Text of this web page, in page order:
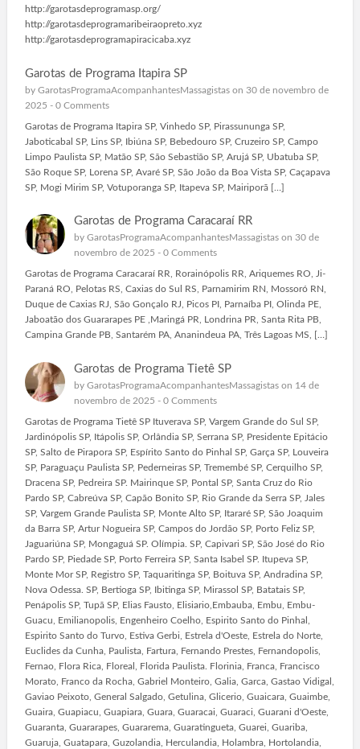
http://garotasdeprogramasp.org/
http://garotasdeprogramaribeiraopreto.xyz
http://garotasdeprogramapiracicaba.xyz
Garotas de Programa Itapira SP
by GarotasProgramaAcompanhantesMassagistason 30 de novembro de
2025 - 0 Comments
Garotas de Programa Itapira SP, Vinhedo SP, Pirassununga SP,
Jaboticabal SP, Lins SP, Ibiúna SP, Bebedouro SP, Cruzeiro SP, Campo
Limpo Paulista SP, Matão SP, São Sebastião SP, Arujá SP, Ubatuba SP,
São Roque SP, Lorena SP, Avaré SP, São João da Boa Vista SP, Caçapava
SP, Mogi Mirim SP, Votuporanga SP, Itapeva SP, Mairiporã […]
Garotas de Programa Caracaraí RR
by GarotasProgramaAcompanhantesMassagistason 30 de
novembro de 2025 - 0 Comments
Garotas de Programa Caracaraí RR, Rorainópolis RR, Ariquemes RO, Ji-
Paraná RO, Pelotas RS, Caxias do Sul RS, Parnamirim RN, Mossoró RN,
Duque de Caxias RJ, São Gonçalo RJ, Picos PI, Parnaíba PI, Olinda PE,
Jaboatão dos Guararapes PE ,Maringá PR, Londrina PR, Santa Rita PB,
Campina Grande PB, Santarém PA, Ananindeua PA, Três Lagoas MS, […]
Garotas de Programa Tietê SP
by GarotasProgramaAcompanhantesMassagistason 14 de
novembro de 2025 - 0 Comments
Garotas de Programa Tietê SP Ituverava SP, Vargem Grande do Sul SP,
Jardinópolis SP, Itápolis SP, Orlândia SP, Serrana SP, Presidente Epitácio
SP, Salto de Pirapora SP, Espírito Santo do Pinhal SP, Garça SP, Louveira
SP, Paraguaçu Paulista SP, Pederneiras SP, Tremembé SP, Cerquilho SP,
Dracena SP, Pedreira SP. Mairinque SP, Pontal SP, Santa Cruz do Rio
Pardo SP, Cabreúva SP, Capão Bonito SP, Rio Grande da Serra SP, Jales
SP, Vargem Grande Paulista SP, Monte Alto SP, Itararé SP, São Joaquim
da Barra SP, Artur Nogueira SP, Campos do Jordão SP, Porto Feliz SP,
Jaguariúna SP, Mongaguá SP. Olímpia. SP, Capivari SP, São José do Rio
Pardo SP, Piedade SP, Porto Ferreira SP, Santa Isabel SP. Itupeva SP,
Monte Mor SP, Registro SP, Taquaritinga SP, Boituva SP, Andradina SP,
Nova Odessa. SP, Bertioga SP, Ibitinga SP, Mirassol SP, Batatais SP,
Penápolis SP, Tupã SP, Elias Fausto, Elisiario,Embauba, Embu, Embu-
Guacu, Emilianopolis, Engenheiro Coelho, Espirito Santo do Pinhal,
Espirito Santo do Turvo, Estiva Gerbi, Estrela d'Oeste, Estrela do Norte,
Euclides da Cunha, Paulista, Fartura, Fernando Prestes, Fernandopolis,
Fernao, Flora Rica, Floreal, Florida Paulista. Florinia, Franca, Francisco
Morato, Franco da Rocha, Gabriel Monteiro, Galia, Garca, Gastao Vidigal,
Gaviao Peixoto, General Salgado, Getulina, Glicerio, Guaicara, Guaimbe,
Guaira, Guapiacu, Guapiara, Guara, Guaracai, Guaraci, Guarani d'Oeste,
Guaranta, Guararapes, Guararema, Guaratingueta, Guarei, Guariba,
Guaruja, Guatapara, Guzolandia, Herculandia, Holambra, Hortolandia,